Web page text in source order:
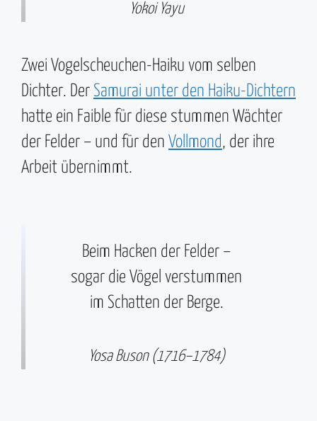
Yokoi Yayu
Zwei Vogelscheuchen-Haiku vom selben
Dichter. Der Samurai unter den Haiku-Dichtern
hatte ein Faible für diese stummen Wächter
der Felder – und für den Vollmond, der ihre
Arbeit übernimmt.
Beim Hacken der Felder –
sogar die Vögel verstummen
im Schatten der Berge.
Yosa Buson (1716–1784)